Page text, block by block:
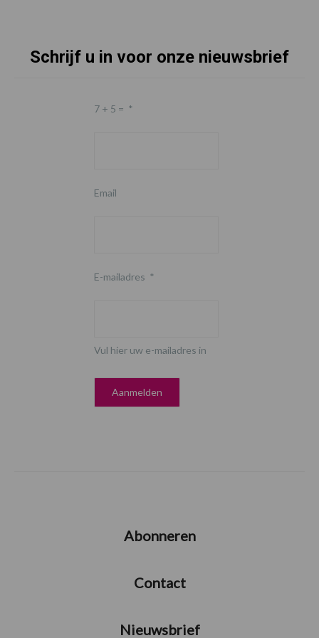
Schrijf u in voor onze nieuwsbrief
7 + 5 = *
Email
E-mailadres *
Vul hier uw e-mailadres in
Abonneren
Contact
Nieuwsbrief